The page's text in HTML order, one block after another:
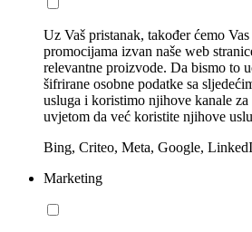
Uz Vaš pristanak, također ćemo
promocijama izvan naše web
relevantne proizvode. Da bismo to
šifrirane osobne podatke sa
usluga i koristimo njihove kanale
uvjetom da već koristite njihove
Bing, Criteo, Meta, Google,
Marketing